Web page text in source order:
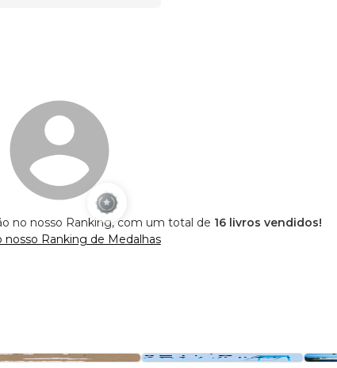
no nosso Ranking, com um total de 16 livros vendidos!
nosso Ranking de Medalhas